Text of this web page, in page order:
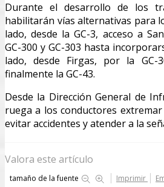
Durante el desarrollo de los
habilitarán vías alternativas para
lado, desde la GC-3, acceso a
GC-300 y GC-303 hasta
lado, desde Firgas, por la GC-
finalmente la GC-43.
Desde la Dirección General de
ruega a los conductores
evitar accidentes y atender a la
Valora este artículo
tamaño de la fuente Imprimir